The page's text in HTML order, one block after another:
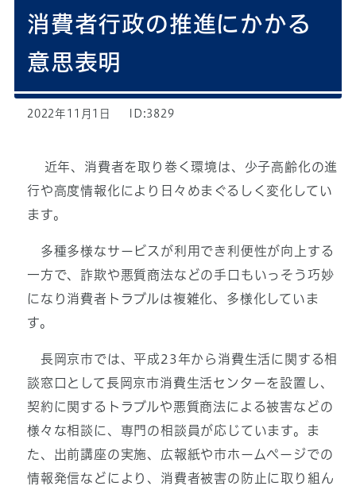
消費者行政の推進にかかる
意思表明
2022年11月1日 ID:3829
近年、消費者を取り巻く環境は、少子高齢化の進
行や高度情報化により日々めまぐるしく変化してい
ます。
多種多様なサービスが利用でき利便性が向上する
一方で、詐欺や悪質商法などの手口もいっそう巧妙
になり消費者トラブルは複雑化、多様化していま
す。
長岡京市では、平成23年から消費生活に関する相
談窓口として長岡京市消費生活センターを設置し、
契約に関するトラブルや悪質商法による被害などの
様々な相談に、専門の相談員が応じています。ま
た、出前講座の実施、広報紙や市ホームページでの
情報発信などにより、消費者被害の防止に取り組ん